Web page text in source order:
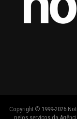
Copyright ® 1999-2026
pelos serviços da